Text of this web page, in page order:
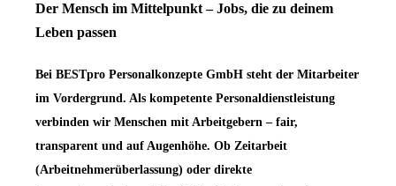
Der Mensch im Mittelpunkt – Jobs, die zu deinem
Leben passen
Bei BESTpro Personalkonzepte GmbH steht der Mitarbeiter
im Vordergrund. Als kompetente Personaldienstleistung
verbinden wir Menschen mit Arbeitgebern – fair,
transparent und auf Augenhöhe. Ob Zeitarbeit
(Arbeitnehmerüberlassung) oder direkte